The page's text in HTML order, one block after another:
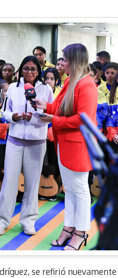
se refirió nuevamente